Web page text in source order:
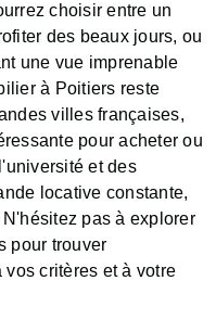
choisir entre un
des beaux jours, ou
une vue imprenable
à Poitiers reste
villes françaises,
pour acheter ou
et des
locative constante,
pas à explorer
pour trouver
vos critères et à votre